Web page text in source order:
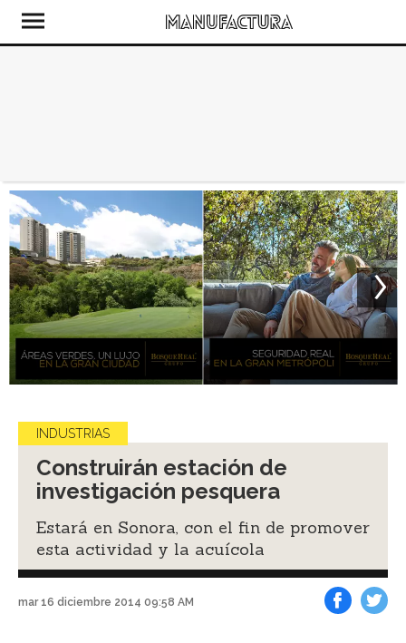
INDUSTRIAS
Construirán estación de
investigación pesquera
Estará en Sonora, con el fin de promover
esta actividad y la acuícola
mar 16 diciembre 2014 09:58 AM